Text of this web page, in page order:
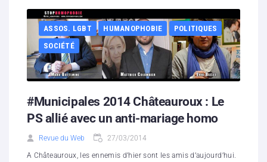
Partenaires
Contacts
Hébergement solidaire
ASSOS. LGBT HUMANOPHOBIE
POLITIQUES
SOCIÉTÉ
#Municipales 2014 Châteauroux : Le
PS allié avec un anti-mariage homo
Revue du Web 27/03/2014
A Châteauroux, les ennemis d’hier sont les amis d’aujourd’hui.